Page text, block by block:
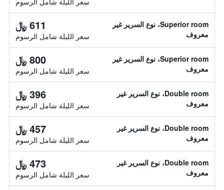
Superior room، نوع السرير غير
معروف
611 ﷼
سعر الليلة شامل الرسوم
Superior room، نوع السرير غير
معروف
800 ﷼
سعر الليلة شامل الرسوم
Double room، نوع السرير غير
معروف
396 ﷼
سعر الليلة شامل الرسوم
Double room، نوع السرير غير
معروف
457 ﷼
سعر الليلة شامل الرسوم
Double room، نوع السرير غير
معروف
473 ﷼
سعر الليلة شامل الرسوم